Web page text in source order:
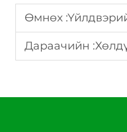
Өмнөх :Үйлдвэрийн PID
Дараачийн :Хөлдүүрт